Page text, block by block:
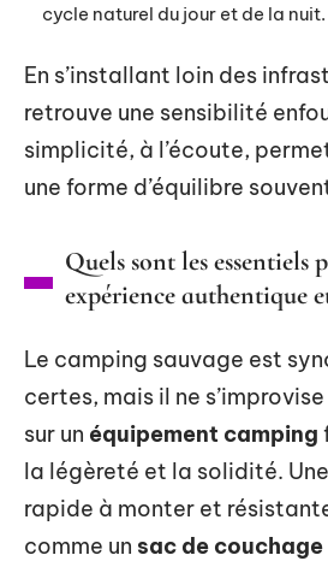
cycle naturel du jour et de la nuit.
En s’installant loin des
retrouve une sensibilité
simplicité, à l’écoute,
une forme d’équilibre
Quels sont les essentiels
expérience authentique
Le camping sauvage est
certes, mais il ne
sur un équipement camping
la légèreté et la solidité. Une
rapide à monter et
comme un sac de